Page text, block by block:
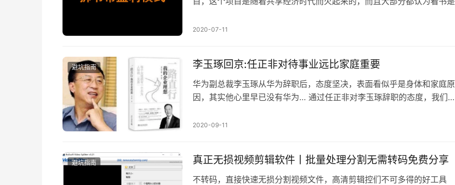
书，这种拆书帮的盈利方式就出现了，不经可以自己学习还可以通过这个
2020-07-11
避坑指南 李玉琢回京:任正非对待事业远比家庭重要
华为副总裁李玉琢从华为辞职后，态度坚决，表面看似乎是身体和家庭原
因，其实他心里早已没有华为… 通过任正非对李玉琢辞职的态度，我们可
我们看到的只是华为光鲜的表面，资本吃人的那一面隐藏在员工心中。 在
2020-09-11
避坑指南 真正无损视频剪辑软件丨批量处理分割无需转码免费分享
不转码，直接快速无损分割视频文件，高清剪辑控们不可多得的好工具